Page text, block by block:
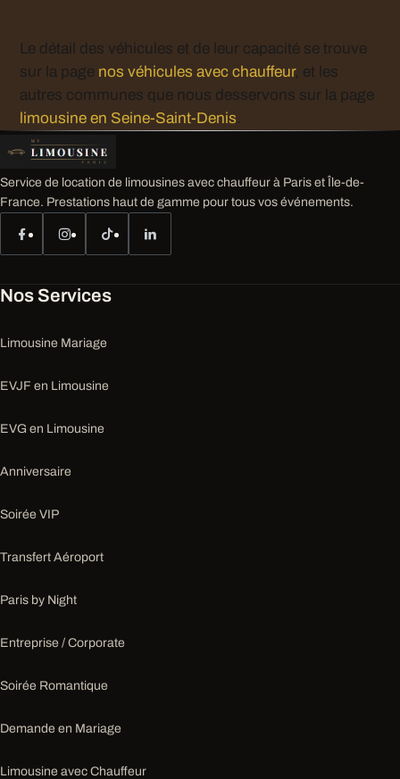
Le détail des véhicules et de leur capacité se trouve
sur la page nos véhicules avec chauffeur, et les
autres communes que nous desservons sur la page
limousine en Seine-Saint-Denis.
Service de location de limousines avec chauffeur à Paris et Île-de-
France. Prestations haut de gamme pour tous vos événements.
Nos Services
Limousine Mariage
EVJF en Limousine
EVG en Limousine
Anniversaire
Soirée VIP
Transfert Aéroport
Paris by Night
Entreprise / Corporate
Soirée Romantique
Demande en Mariage
Limousine avec Chauffeur